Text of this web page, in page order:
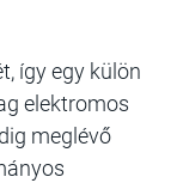
így egy külön
elektromos
meglévő